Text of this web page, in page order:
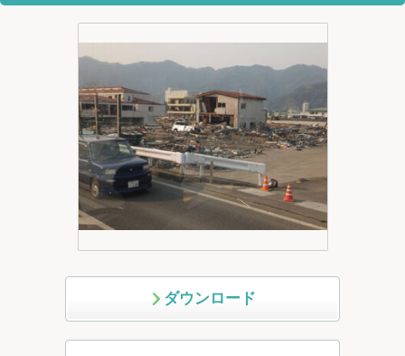
Foreign Laguage
ダウンロード